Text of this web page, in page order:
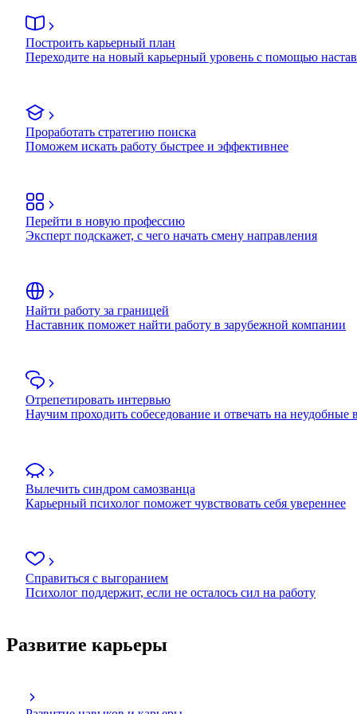
Построить карьерный план
Переходите на новый карьерный уровень с помощью
Проработать стратегию поиска
Поможем искать работу быстрее и эффективнее
Перейти в новую профессию
Эксперт подскажет, с чего начать смену направления
Найти работу за границей
Наставник поможет найти работу в зарубежной компании
Отрепетировать интервью
Научим проходить собеседование и отвечать на неудобные
Вылечить синдром самозванца
Карьерный психолог поможет чувствовать себя увереннее
Справиться с выгоранием
Психолог поддержит, если не осталось сил на работу
Развитие карьеры